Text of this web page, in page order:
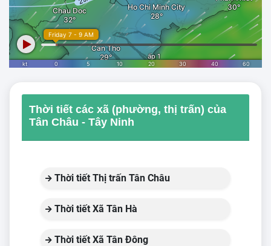
Thời tiết các xã (phường, thị trấn) của
Tân Châu - Tây Ninh
Thời tiết Thị trấn Tân Châu
Thời tiết Xã Tân Hà
Thời tiết Xã Tân Đông